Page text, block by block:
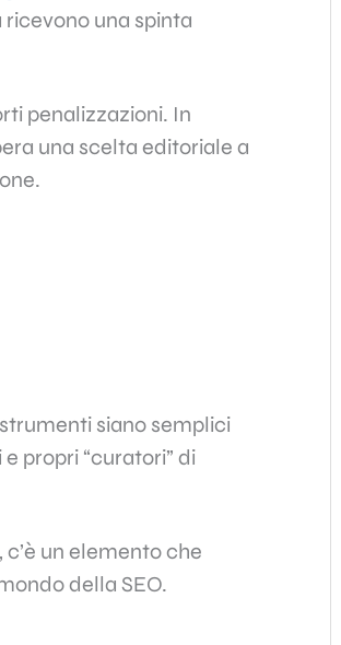
una spinta
penalizzazioni. In
una scelta editoriale a
siano semplici
propri “curatori” di
un elemento che
della SEO.